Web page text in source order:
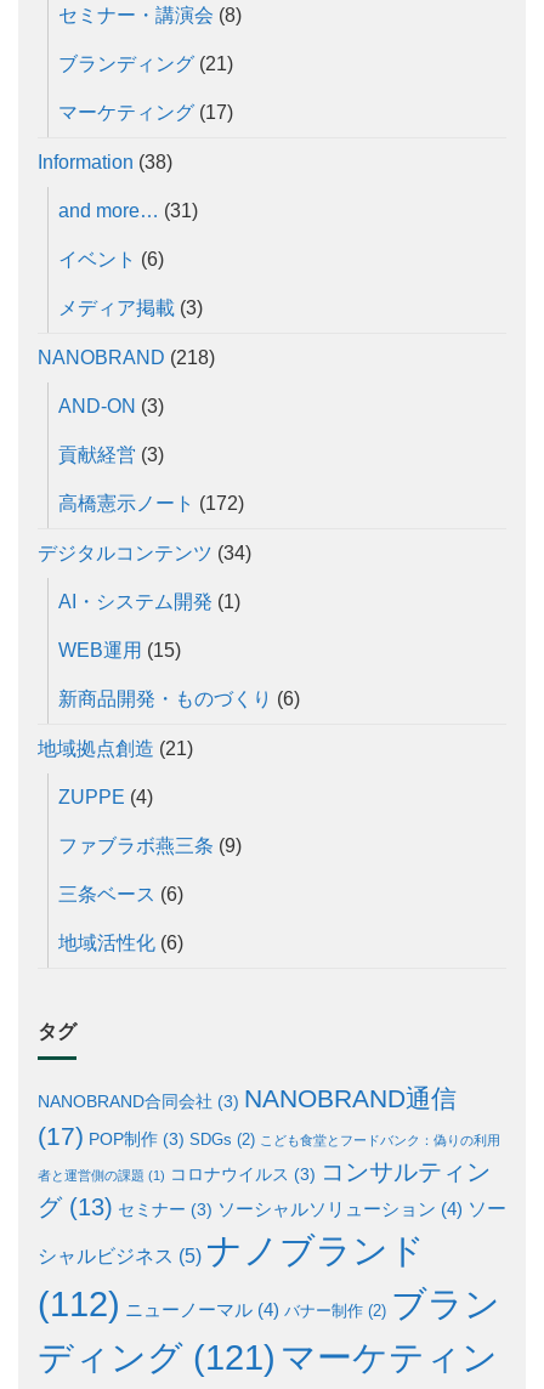
セミナー・講演会 (8)
ブランディング (21)
マーケティング (17)
Information (38)
and more… (31)
イベント (6)
メディア掲載 (3)
NANOBRAND (218)
AND-ON (3)
貢献経営 (3)
高橋憲示ノート (172)
デジタルコンテンツ (34)
AI・システム開発 (1)
WEB運用 (15)
新商品開発・ものづくり (6)
地域拠点創造 (21)
ZUPPE (4)
ファブラボ燕三条 (9)
三条ベース (6)
地域活性化 (6)
タグ
NANOBRAND合同会社 (3) NANOBRAND通信
(17) POP制作 (3) SDGs (2) こども食堂とフードバンク：偽りの利用
者と運営側の課題 (1) コロナウイルス (3) コンサルティン
グ(13) セミナー (3) ソーシャルソリューション (4) ソー
シャルビジネス (5) ナノブランド
(112) ニューノーマル (4) バナー制作 (2) ブラン
ディング (121) マーケティン